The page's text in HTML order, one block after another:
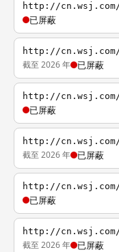
http://cn.wsj.com/
已屏蔽
http://cn.wsj.com/
截至 2026 年 已屏蔽
http://cn.wsj.com/
已屏蔽
http://cn.wsj.com/
截至 2026 年 已屏蔽
http://cn.wsj.com/
已屏蔽
http://cn.wsj.com/
截至 2026 年 已屏蔽